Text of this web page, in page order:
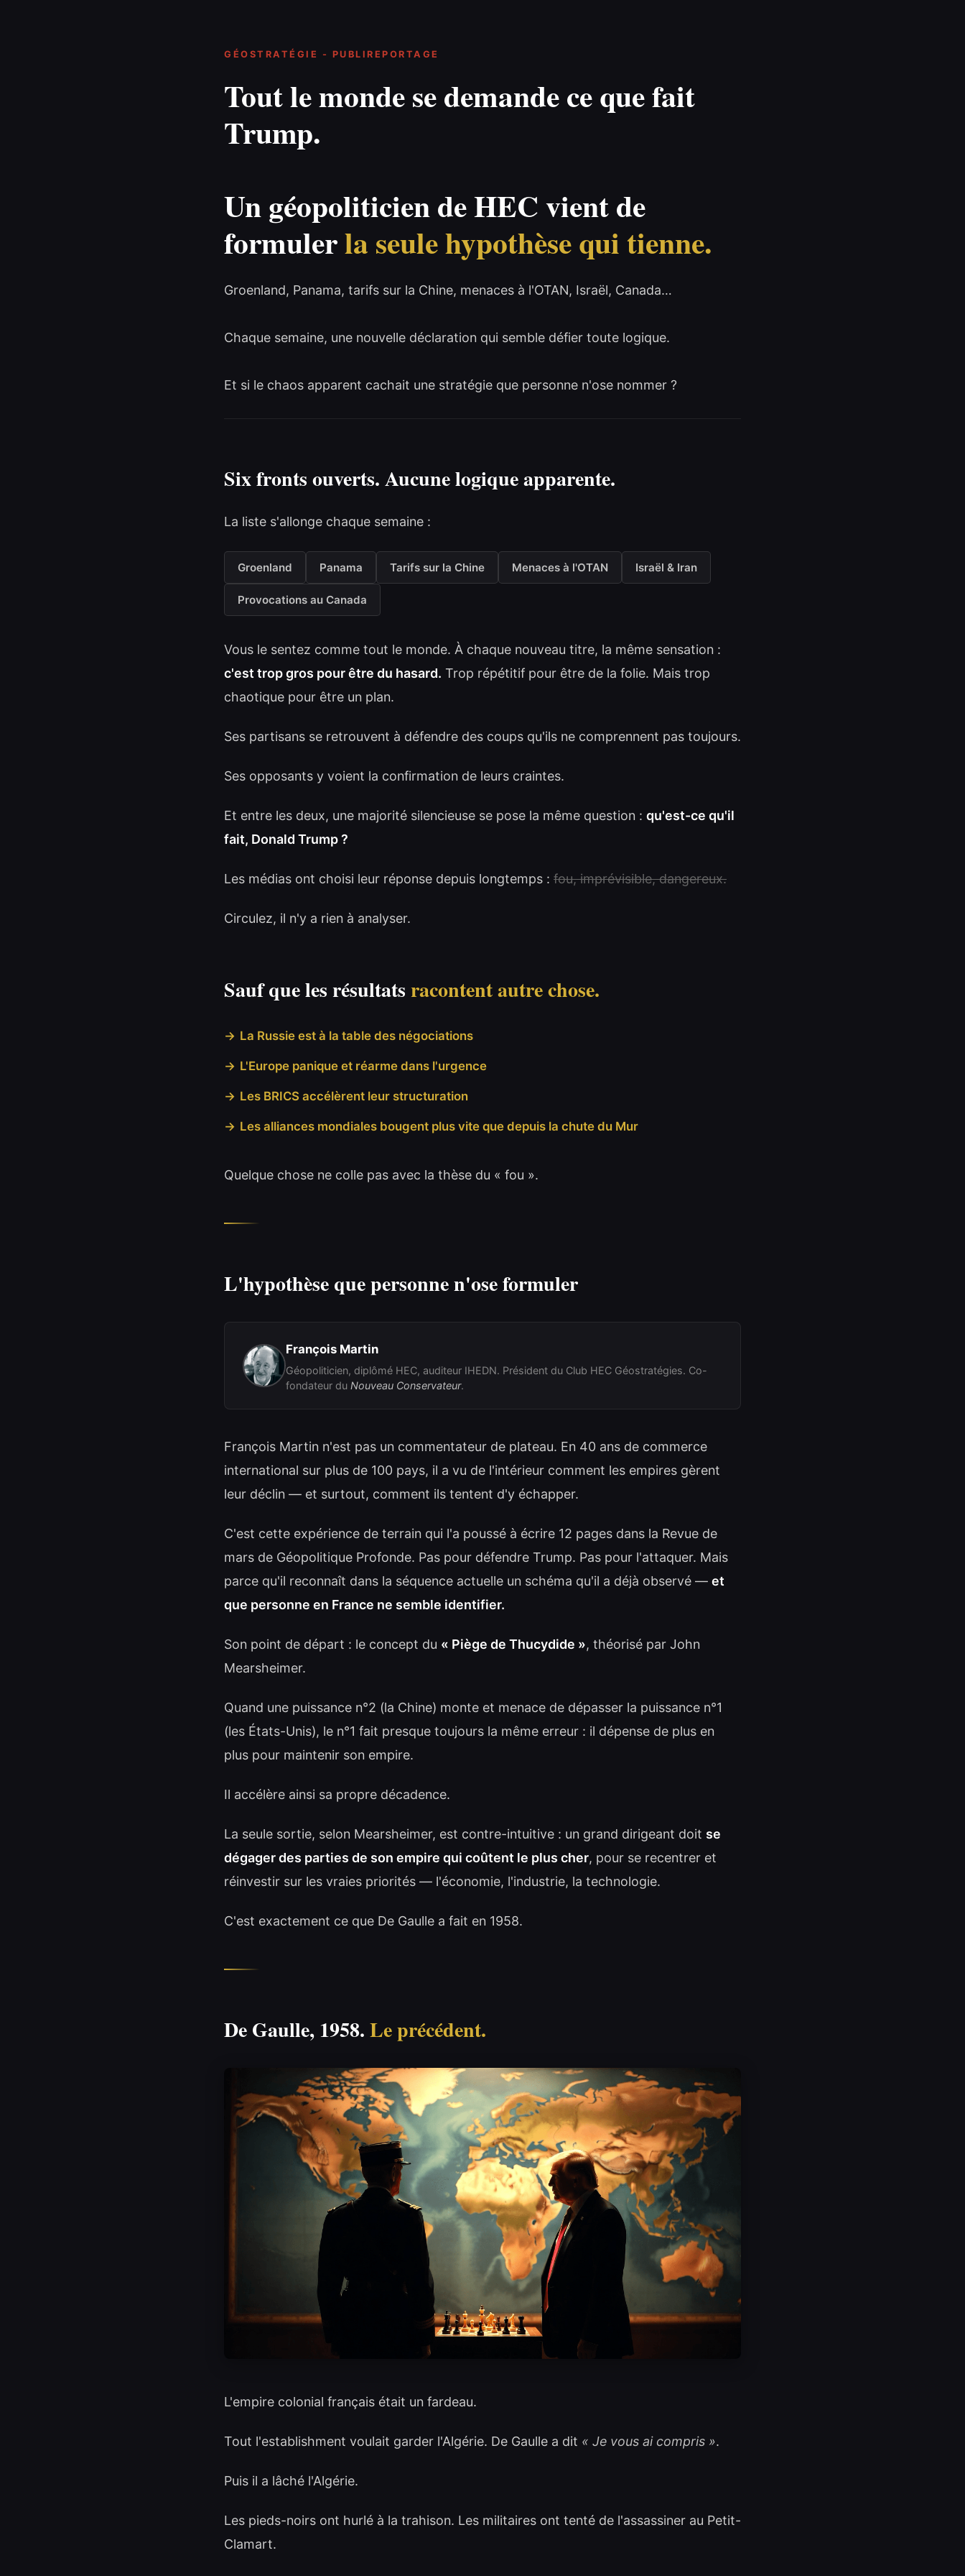
GÉOSTRATÉGIE - PUBLIREPORTAGE
Tout le monde se demande ce que fait
Trump.
Un géopoliticien de HEC vient de
formulerla seule hypothèse qui tienne.
Groenland, Panama, tarifs sur la Chine, menaces à l'OTAN, Israël, Canada…
Chaque semaine, une nouvelle déclaration qui semble défier toute logique.
Et si le chaos apparent cachait une stratégie que personne n'ose nommer ?
Six fronts ouverts. Aucune logique apparente.
La liste s'allonge chaque semaine :
Groenland Panama Tarifs sur la Chine Menaces à l'OTAN Israël & Iran
Provocations au Canada
Vous le sentez comme tout le monde. À chaque nouveau titre, la même sensation :
c'est trop gros pour être du hasard. Trop répétitif pour être de la folie. Mais trop
chaotique pour être un plan.
Ses partisans se retrouvent à défendre des coups qu'ils ne comprennent pas toujours.
Ses opposants y voient la confirmation de leurs craintes.
Et entre les deux, une majorité silencieuse se pose la même question : qu'est-ce qu'il
fait, Donald Trump ?
Les médias ont choisi leur réponse depuis longtemps : fou, imprévisible, dangereux.
Circulez, il n'y a rien à analyser.
Sauf que les résultatsracontent autre chose.
La Russie est à la table des négociations
L'Europe panique et réarme dans l'urgence
Les BRICS accélèrent leur structuration
Les alliances mondiales bougent plus vite que depuis la chute du Mur
Quelque chose ne colle pas avec la thèse du « fou ».
L'hypothèse que personne n'ose formuler
François Martin
Géopoliticien, diplômé HEC, auditeur IHEDN. Président du Club HEC Géostratégies. Co-
fondateur du Nouveau Conservateur.
François Martin n'est pas un commentateur de plateau. En 40 ans de commerce
international sur plus de 100 pays, il a vu de l'intérieur comment les empires gèrent
leur déclin — et surtout, comment ils tentent d'y échapper.
C'est cette expérience de terrain qui l'a poussé à écrire 12 pages dans la Revue de
mars de Géopolitique Profonde. Pas pour défendre Trump. Pas pour l'attaquer. Mais
parce qu'il reconnaît dans la séquence actuelle un schéma qu'il a déjà observé — et
que personne en France ne semble identifier.
Son point de départ : le concept du « Piège de Thucydide », théorisé par John
Mearsheimer.
Quand une puissance n°2 (la Chine) monte et menace de dépasser la puissance n°1
(les États-Unis), le n°1 fait presque toujours la même erreur : il dépense de plus en
plus pour maintenir son empire.
Il accélère ainsi sa propre décadence.
La seule sortie, selon Mearsheimer, est contre-intuitive : un grand dirigeant doit se
dégager des parties de son empire qui coûtent le plus cher, pour se recentrer et
réinvestir sur les vraies priorités — l'économie, l'industrie, la technologie.
C'est exactement ce que De Gaulle a fait en 1958.
De Gaulle, 1958.Le précédent.
L'empire colonial français était un fardeau.
Tout l'establishment voulait garder l'Algérie. De Gaulle a dit « Je vous ai compris ».
Puis il a lâché l'Algérie.
Les pieds-noirs ont hurlé à la trahison. Les militaires ont tenté de l'assassiner au Petit-
Clamart.